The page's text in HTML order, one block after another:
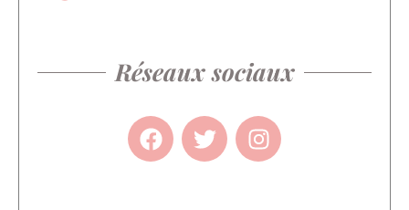
Réseaux sociaux